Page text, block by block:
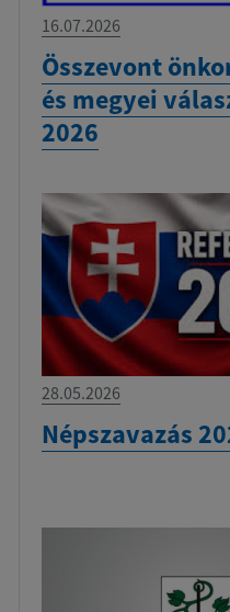
16.07.2026
Összevont
és megyei
2026
28.05.2026
Népszavazás